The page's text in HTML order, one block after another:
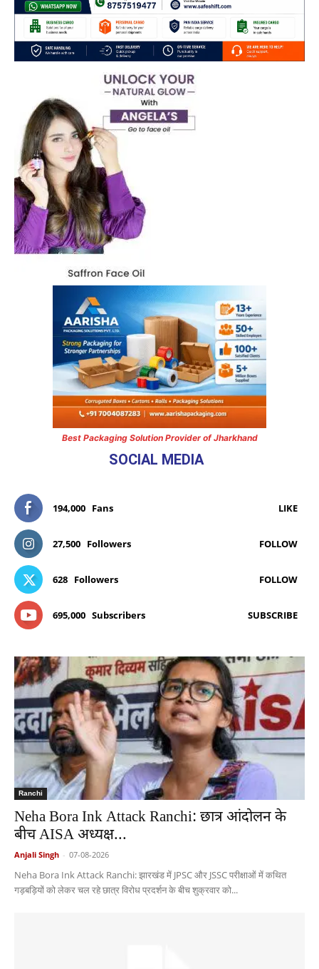
Best Packaging Solution Provider of Jharkhand
SOCIAL MEDIA
194,000 Fans LIKE
27,500 Followers FOLLOW
628 Followers FOLLOW
695,000 Subscribers SUBSCRIBE
Ranchi
Neha Bora Ink Attack Ranchi: छात्र आंदोलन के
बीच AISA अध्यक्ष...
Anjali Singh - 07-08-2026
Neha Bora Ink Attack Ranchi: झारखंड में JPSC और JSSC परीक्षाओं में कथित
गड़बड़ियों को लेकर चल रहे छात्र विरोध प्रदर्शन के बीच शुक्रवार को...